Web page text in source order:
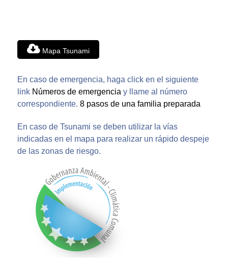
Mapa Tsunami
En caso de emergencia, haga click en el siguiente
link Números de emergencia y llame al número
correspondiente. 8 pasos de una familia preparada
En caso de Tsunami se deben utilizar la vías
indicadas en el mapa para realizar un rápido despeje
de las zonas de riesgo.